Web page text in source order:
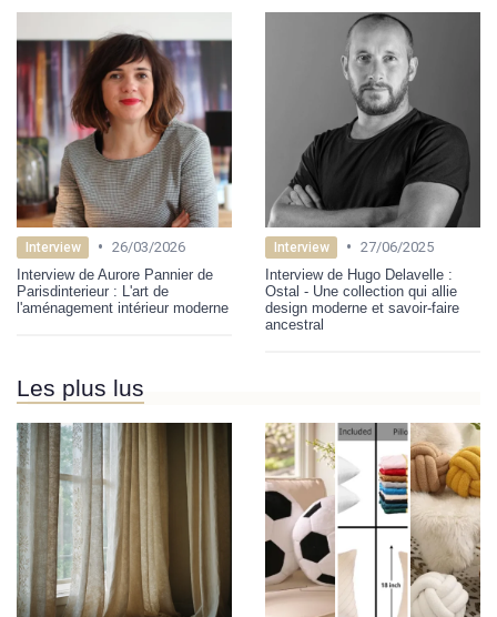
Interview • 26/03/2026
Interview de Aurore Pannier de
Parisdinterieur : L'art de
l'aménagement intérieur moderne
Interview • 27/06/2025
Interview de Hugo Delavelle :
Ostal - Une collection qui allie
design moderne et savoir-faire
ancestral
Les plus lus